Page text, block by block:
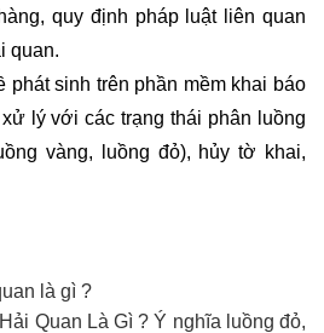
quy định pháp luật liên quan
quan.
phát sinh trên phần mềm khai báo
lý với các trạng thái phân luồng
vàng, luồng đỏ), hủy tờ khai,
là gì ?
Quan Là Gì ? Ý nghĩa luồng đỏ,